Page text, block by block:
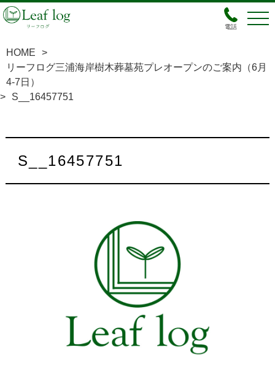
電話
HOME
>
リーフログ三浦海岸樹木葬墓苑プレオープンのご案内（6月
4-7日）
>
S__16457751
S__16457751